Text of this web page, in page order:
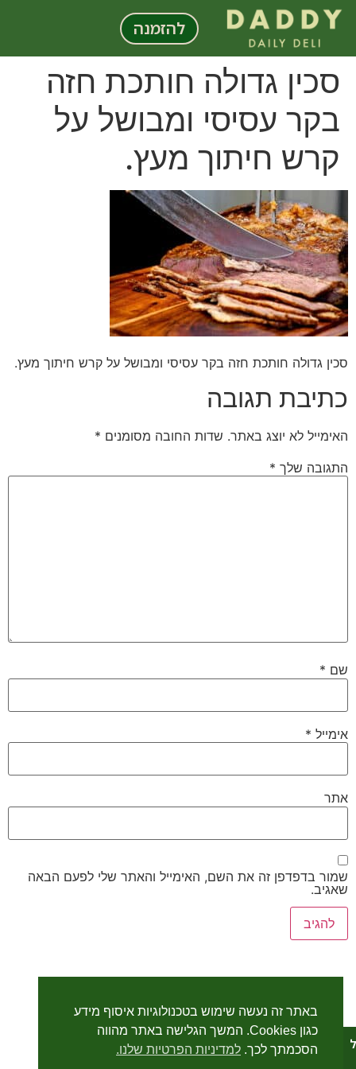
לתוכן
להזמנה
סכין גדולה חותכת חזה
בקר עסיסי ומבושל על
קרש חיתוך מעץ.
סכין גדולה חותכת חזה בקר עסיסי ומבושל על קרש חיתוך מעץ.
כתיבת תגובה
האימייל לא יוצג באתר. שדות החובה מסומנים *
התגובה שלך *
שם *
אימייל *
אתר
שמור בדפדפן זה את השם, האימייל והאתר שלי לפעם הבאה
שאגיב.
באתר זה נעשה שימוש בטכנולוגיות איסוף מידע
כגון Cookies. המשך הגלישה באתר מהווה
הסכמתך לכך. למדיניות הפרטיות שלנו.